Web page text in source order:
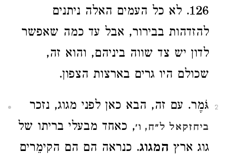
126. לא כל העמים האלה ניתנים
להזדהות בבירור, אבל עד כמה שאפשר
לדון יש צד שווה ביניהם, והוא זה,
שכולם היו גרים בארצות הצפון.
2 גֹּמֶר. עם זה, הבא כאן לפני מגוג, נזכר
ביחזקאל ל״ח, ו׳, כאחד מבעלי בריתו של
גוג ארץ המגוג. כנראה הם הם הקימֵרים